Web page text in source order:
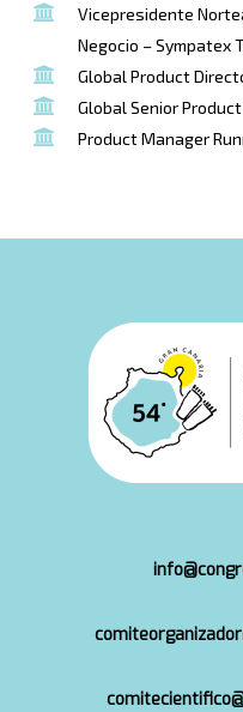
Vicepresidente
Negocio – Sympatex
Global Product
Global Senior
Product Manager